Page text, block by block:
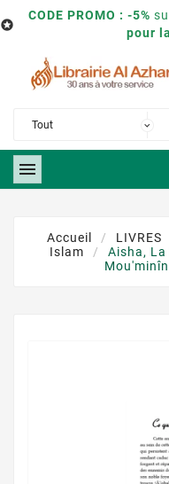

CODE PROMO : -5%
pour

Accueil LIVRES
Islam
Aisha, La